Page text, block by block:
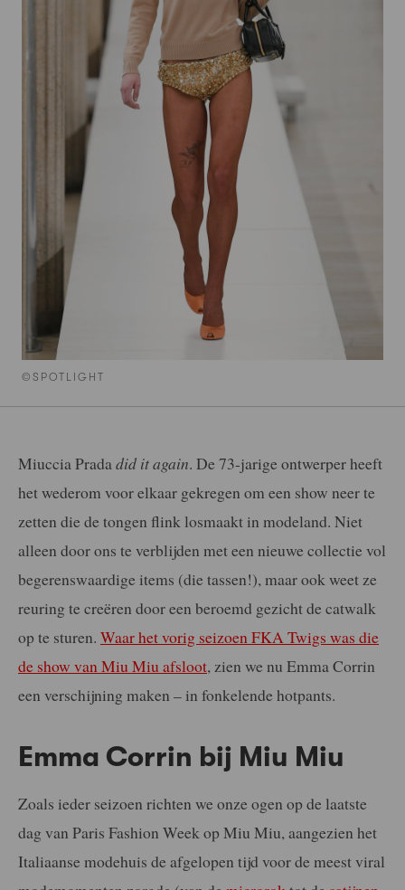
©SPOTLIGHT
Miuccia Prada did it again. De 73-jarige ontwerper heeft
het wederom voor elkaar gekregen om een show neer te
zetten die de tongen flink losmaakt in modeland. Niet
alleen door ons te verblijden met een nieuwe collectie vol
begerenswaardige items (die tassen!), maar ook weet ze
reuring te creëren door een beroemd gezicht de catwalk
op te sturen. Waar het vorig seizoen FKA Twigs was die
de show van Miu Miu afsloot, zien we nu Emma Corrin
een verschijning maken – in fonkelende hotpants.
Emma Corrin bij Miu Miu
Zoals ieder seizoen richten we onze ogen op de laatste
dag van Paris Fashion Week op Miu Miu, aangezien het
Italiaanse modehuis de afgelopen tijd voor de meest viral